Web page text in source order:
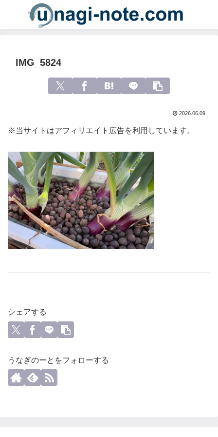
IMG_5824
2026.06.09
※当サイトはアフィリエイト広告を利用しています。
シェアする
うなぎのーとをフォローする